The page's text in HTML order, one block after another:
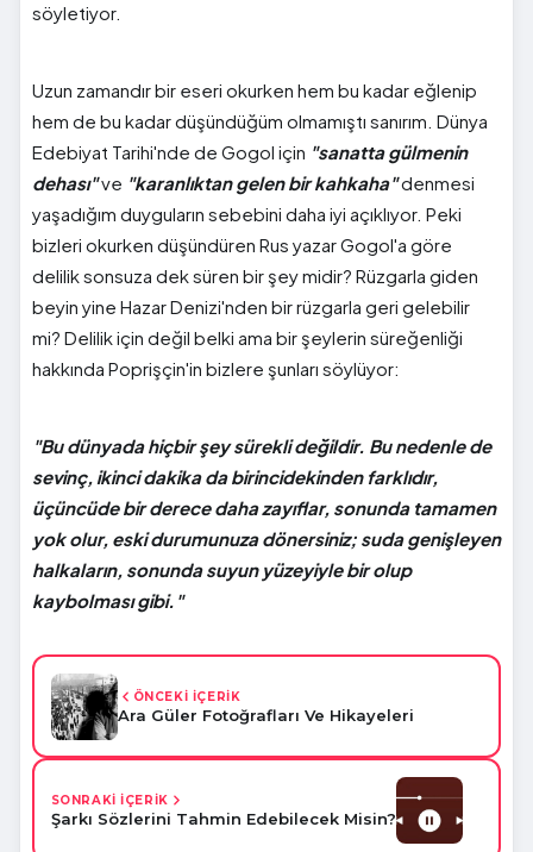
söyletiyor.
Uzun zamandır bir eseri okurken hem bu kadar eğlenip
hem de bu kadar düşündüğüm olmamıştı sanırım. Dünya
Edebiyat Tarihi'nde de Gogol için "sanatta gülmenin
dehası"ve "karanlıktan gelen bir kahkaha"denmesi
yaşadığım duyguların sebebini daha iyi açıklıyor. Peki
bizleri okurken düşündüren Rus yazar Gogol'a göre
delilik sonsuza dek süren bir şey midir? Rüzgarla giden
beyin yine Hazar Denizi'nden bir rüzgarla geri gelebilir
mi? Delilik için değil belki ama bir şeylerin süreğenliği
hakkında Poprişçin'in bizlere şunları söylüyor:
"Bu dünyada hiçbir şey sürekli değildir. Bu nedenle de
sevinç, ikinci dakika da birincidekinden farklıdır,
üçüncüde bir derece daha zayıflar, sonunda tamamen
yok olur, eski durumunuza dönersiniz; suda genişleyen
halkaların, sonunda suyun yüzeyiyle bir olup
kaybolması gibi."
ÖNCEKİ İÇERİK
Ara Güler Fotoğrafları Ve Hikayeleri
SONRAKİ İÇERİK
Şarkı Sözlerini Tahmin Edebilecek Misin?